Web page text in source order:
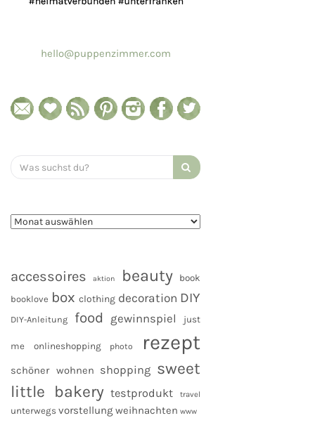
hello@puppenzimmer.com
Search
for:
accessoires aktion beauty
book
booklove box clothing decoration DIY
DIY-Anleitung food gewinnspiel just
me onlineshopping photo rezept
schöner wohnen shopping sweet
little bakery testprodukt travel
unterwegs vorstellung weihnachten www